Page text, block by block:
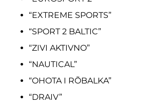
“EXTREME SPORTS”
“SPORT 2 BALTIC”
“ZIVI AKTIVNO”
“NAUTICAL”
“OHOTA I RÕBALKA”
“DRAIV”